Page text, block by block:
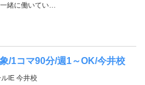
緒に働いてい…
/1コマ90分/週1～OK/今井校
IE 今井校